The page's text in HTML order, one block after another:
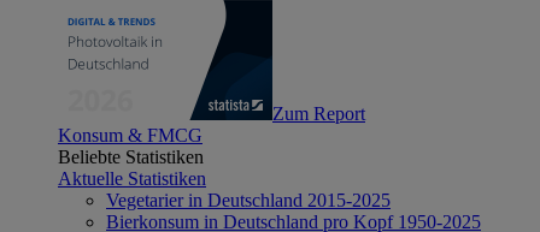
Zum Report
Konsum & FMCG
Beliebte Statistiken
Aktuelle Statistiken
Vegetarier in Deutschland 2015-2025
Bierkonsum in Deutschland pro Kopf 1950-2025